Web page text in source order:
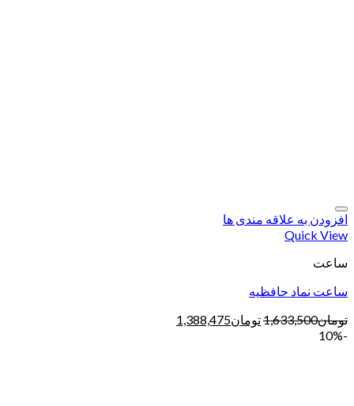
افزودن به علاقه مندی ها
Quick View
ساعت
ساعت نماد حافظیه
تومان1,633,500تومان1,388,475
-10%